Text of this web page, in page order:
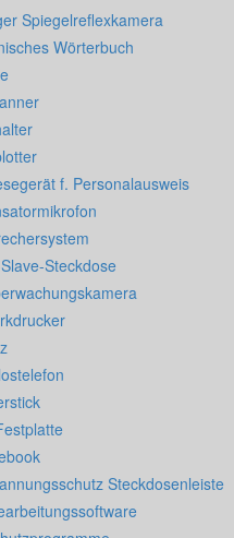
Spiegelreflexkamera
Wörterbuch
f. Personalausweis
Steckdose
Steckdosenleiste